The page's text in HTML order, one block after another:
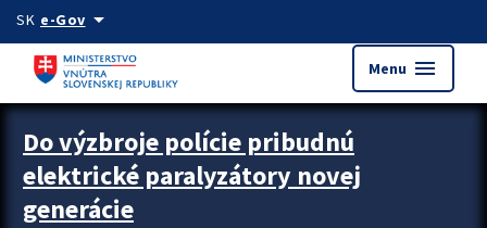
Preskocit na hlavný obsah
SK e-Govarrow_drop_down
Menu menu
Zastavit automatický posun upútavok
Do výzbroje polície pribudnú
elektrické paralyzátory novej
generácie